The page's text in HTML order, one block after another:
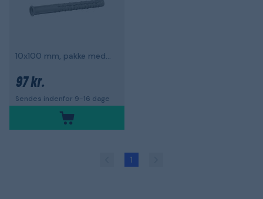
10x100 mm, pakke med 40
97 kr.
Sendes indenfor 9-16 dage
1